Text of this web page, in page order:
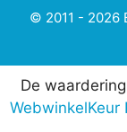
© 2011 - 2026
De
WebwinkelKeur